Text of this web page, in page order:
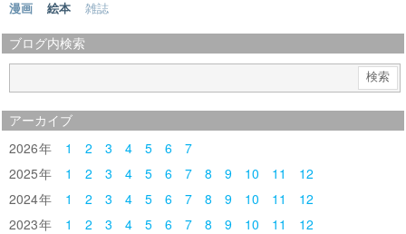
漫画
絵本 雑誌
ブログ内検索
アーカイブ
2026 1 2 3 4 5 6
7
2025
1 2 3 4 5 6 7 8 9 10 11
12
2024
1 2 3 4 5 6 7 8 9 10 11
12
2023
1 2 3 4 5 6 7 8 9 10 11
12